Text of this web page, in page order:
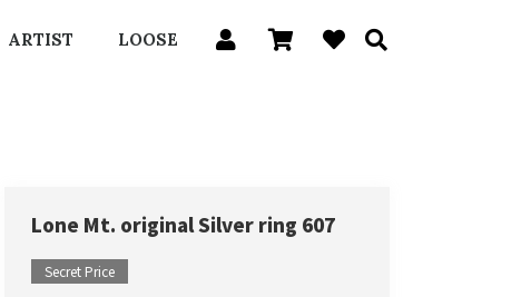
ARTIST LOOSE
Lone Mt. original Silver ring 607
Secret Price